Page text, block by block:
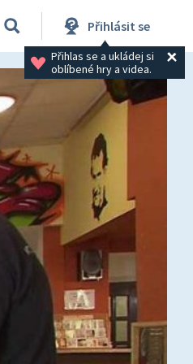
Přihlásit se
Přihlas se a ukládej si
oblíbené hry a videa.